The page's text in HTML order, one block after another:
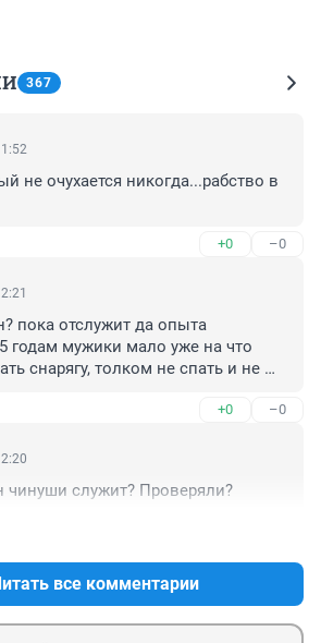
367
не очухается никогда...рабство в
+0 –0
пока отслужит да опыта
годам мужики мало уже на что
снарягу, толком не спать и не
+0 –0
служит? Проверяли?
все комментарии